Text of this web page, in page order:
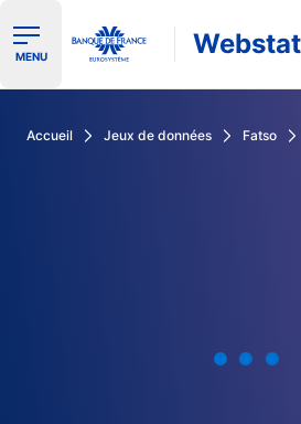
Ouvrir le menu de navigation
MENU Webstat
Accueil Jeux de données Fatso